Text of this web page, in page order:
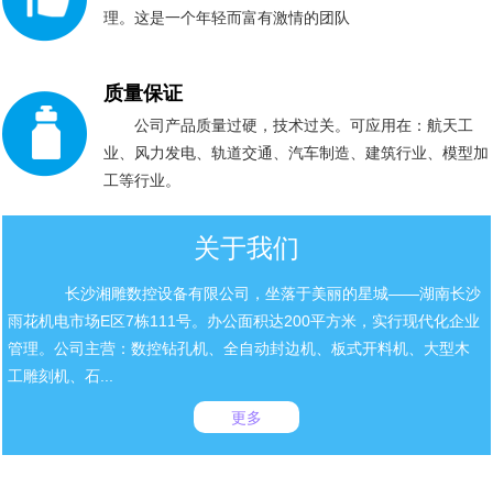
理。这是一个年轻而富有激情的团队
质量保证
公司产品质量过硬，技术过关。可应用在：航天工
业、风力发电、轨道交通、汽车制造、建筑行业、模型加
工等行业。
关于我们
长沙湘雕数控设备有限公司，坐落于美丽的星城——湖南长沙
雨花机电市场E区7栋111号。办公面积达200平方米，实行现代化企业
管理。公司主营：数控钻孔机、全自动封边机、板式开料机、大型木
工雕刻机、石...
更多